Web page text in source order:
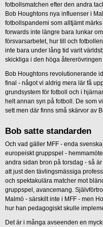
fotbollsmatchen efter den andra
Bob Houghtons nya influenser i
fotbollspandemi som alltjämt
forwards inte längre bara lunkar
försvarsarbetet, hur till och
inte bara under lång tid varit
skickliga i den höga återerövringen
Bob Houghtons revolutionerande
final - något vi aldrig mera lär få
grundsystem för fotboll och i
helt annan syn på fotboll. De som
sett men där finns små skärvor av
Bob satte standarden
Och vad gäller MFF - enda
europeiskt gruppspel -
andra sidan bron på torsdag - så
att just den tävlingsmässiga
och spektakulära matcher mot
gruppspel, avancemang.
Malmö - särskilt inte i MFF - men
hur han pedagogiskt skulle
Det är i många avseenden en